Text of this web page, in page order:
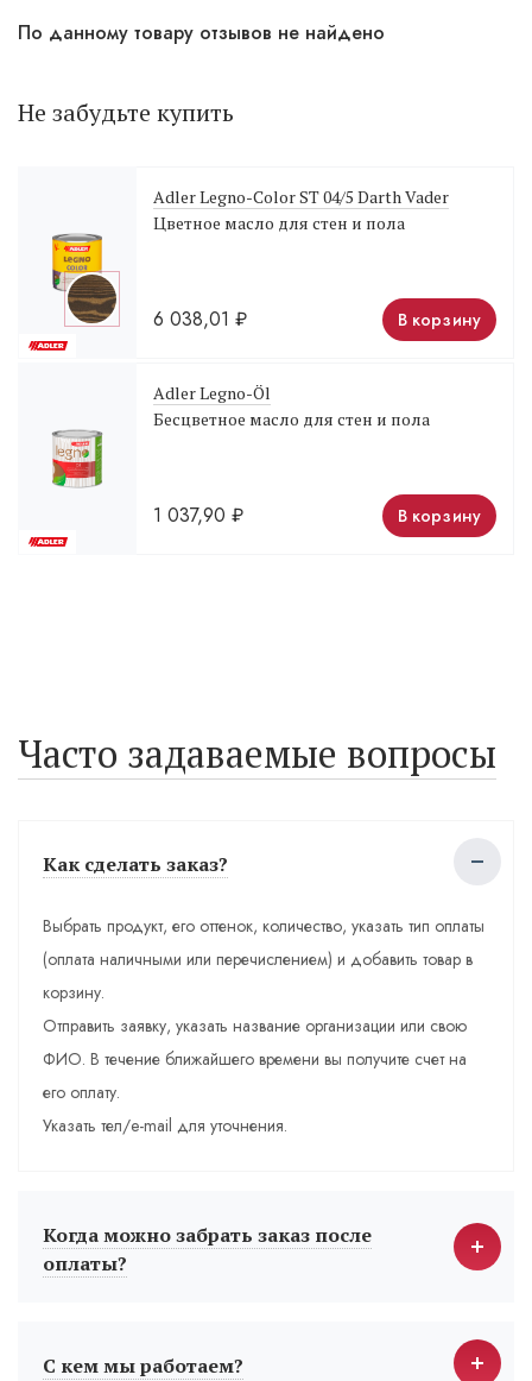
По данному товару отзывов не найдено
Не забудьте купить
Adler Legno-Color ST 04/5 Darth Vader
Цветное масло для стен и пола
6 038,01 ₽ В корзину
Adler Legno-Öl
Бесцветное масло для стен и пола
1 037,90 ₽ В корзину
Часто задаваемые вопросы
Как сделать заказ?
Выбрать продукт, его оттенок, количество, указать тип оплаты
(оплата наличными или перечислением) и добавить товар в
корзину.
Отправить заявку, указать название организации или свою
ФИО. В течение ближайшего времени вы получите счет на
его оплату.
Указать тел/e-mail для уточнения.
Когда можно забрать заказ после
оплаты?
С кем мы работаем?